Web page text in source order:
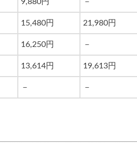
15,480円 21,980円
16,250円 －
13,614円 19,613円
－ －